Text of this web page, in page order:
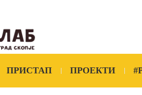
ПРИСТАП ПРОЕКТИ